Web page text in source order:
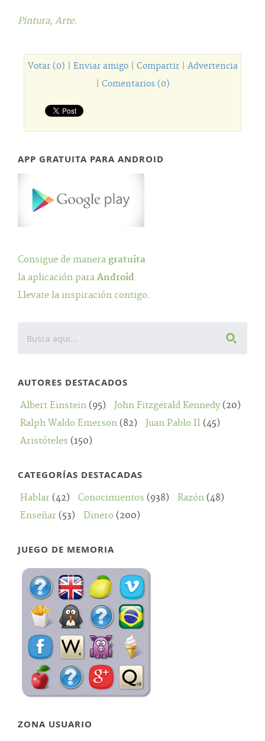
Pintura, Arte.
Votar (0) Enviar amigo| Compartir| Advertencia
Comentarios (0)
APP GRATUITA PARA ANDROID
Consigue de manera gratuita
la aplicación para Android.
Llevate la inspiración contigo.
AUTORES DESTACADOS
Albert Einstein (95) John Fitzgerald Kennedy(20)
Ralph Waldo Emerson (82) Juan Pablo II (45)
Aristóteles (150)
CATEGORÍAS DESTACADAS
Hablar (42) Conocimientos (938) Razón (48)
Enseñar (53) Dinero (200)
JUEGO DE MEMORIA
ZONA USUARIO